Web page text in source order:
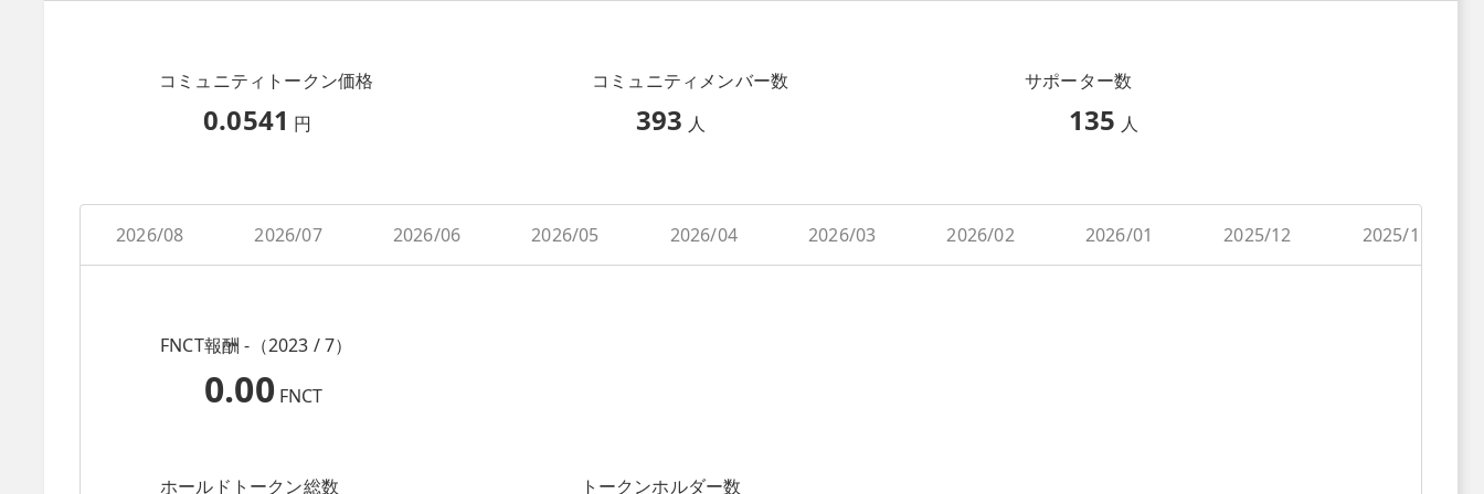
コミュニティトークン価格
0.0541 円
コミュニティメンバー数
393 人
サポーター数
135 人
2026/08 2026/07 2026/06 2026/05 2026/04 2026/03 2026/02 2026/01 2025/12 2025/11
FNCT報酬 -（2023 / 7）
0.00 FNCT
ホールドトークン総数 トークンホルダー数